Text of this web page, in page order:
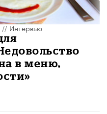
//Интервью
в меню,